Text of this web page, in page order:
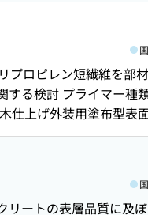
軸力を受ける接合部の
水を用いた既存杭撤去
に関する検討 金属製
クリート造建物 連続振
特性に関する研究 : 桟
査での試験導入 電力
適用に向けた取り組
に及ぼす影響 飽和度
め方法に関する基礎的
スト部材を用いたRC梁
プロピレン短繊維を部
する検討 プライマー種
仕上げ外装用塗布型表
用範囲拡大に関する研
慮した補強RC 柱部材
度に与える影響 同心円
杭撤去埋戻し事例 : 撤
リートの表層品質に及